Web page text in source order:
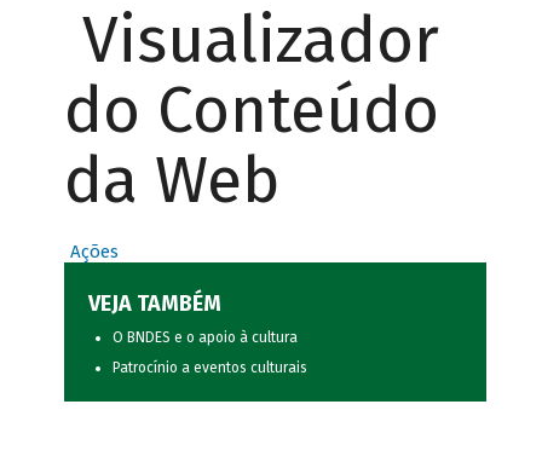
Visualizador
do Conteúdo
da Web
Ações
VEJA TAMBÉM
O BNDES e o apoio à cultura
Patrocínio a eventos culturais